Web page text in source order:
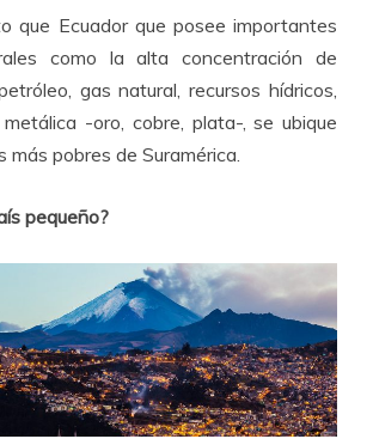
que Ecuador que posee importantes
como la alta concentración de
gas natural, recursos hídricos,
-oro, cobre, plata-, se ubique
más pobres de Suramérica.
pequeño?